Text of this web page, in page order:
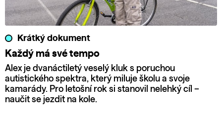
Krátký dokument
Každý má své tempo
Alex je dvanáctiletý veselý kluk s poruchou
autistického spektra, který miluje školu a svoje
kamarády. Pro letošní rok si stanovil nelehký cíl –
naučit se jezdit na kole.